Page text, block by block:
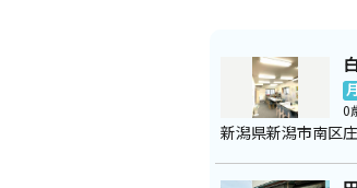
月
0
新潟県新潟市南区